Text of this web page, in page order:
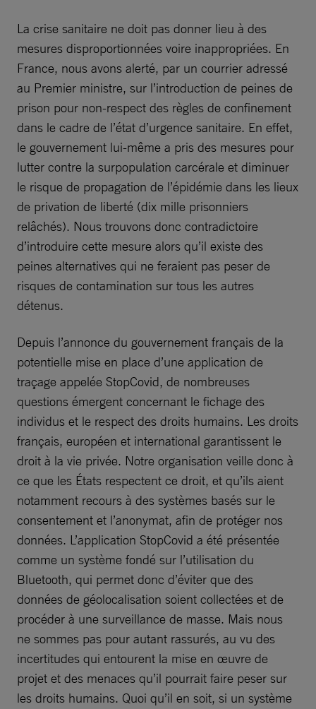
La crise sanitaire ne doit pas donner lieu à des
mesures disproportionnées voire inappropriées. En
France, nous avons alerté, par un courrier adressé
au Premier ministre, sur l’introduction de peines de
prison pour non-respect des règles de confinement
dans le cadre de l’état d’urgence sanitaire. En effet,
le gouvernement lui-même a pris des mesures pour
lutter contre la surpopulation carcérale et diminuer
le risque de propagation de l’épidémie dans les lieux
de privation de liberté (dix mille prisonniers
relâchés). Nous trouvons donc contradictoire
d’introduire cette mesure alors qu’il existe des
peines alternatives qui ne feraient pas peser de
risques de contamination sur tous les autres
détenus.
Depuis l’annonce du gouvernement français de la
potentielle mise en place d’une application de
traçage appelée StopCovid, de nombreuses
questions émergent concernant le fichage des
individus et le respect des droits humains. Les droits
français, européen et international garantissent le
droit à la vie privée. Notre organisation veille donc à
ce que les États respectent ce droit, et qu’ils aient
notamment recours à des systèmes basés sur le
consentement et l’anonymat, afin de protéger nos
données. L’application StopCovid a été présentée
comme un système fondé sur l’utilisation du
Bluetooth, qui permet donc d’éviter que des
données de géolocalisation soient collectées et de
procéder à une surveillance de masse. Mais nous
ne sommes pas pour autant rassurés, au vu des
incertitudes qui entourent la mise en œuvre de
projet et des menaces qu’il pourrait faire peser sur
les droits humains. Quoi qu’il en soit, si un système